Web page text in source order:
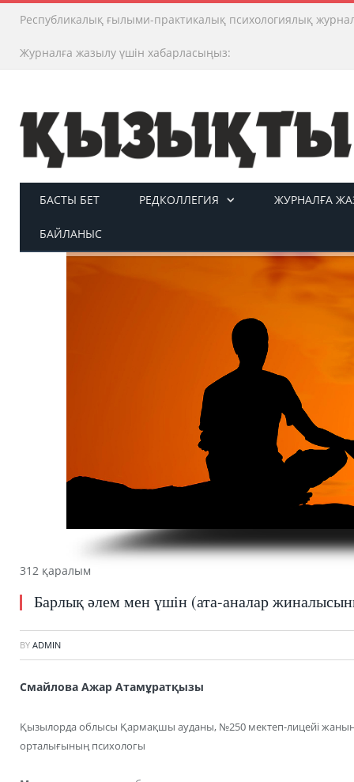
Республикалық ғылыми-практикалық психологиялық
Журналға жазылу үшін хабарласыңыз:
БАСТЫ БЕТ РЕДКОЛЛЕГИЯ ЖУРНАЛҒА
БАЙЛАНЫС
312 қаралым
Барлық әлем мен үшін (ата-аналар
BY ADMIN
Cмайлова Ажар Атамұратқызы
Қызылорда облысы Қармақшы ауданы, №250 мектеп-лицейі
орталығының психологы